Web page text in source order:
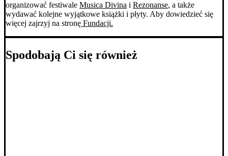
organizować festiwale Musica Divina i Rezonanse, a także
wydawać kolejne wyjątkowe książki i płyty. Aby dowiedzieć się
więcej zajrzyj na stronę Fundacji.
Spodobają Ci się również